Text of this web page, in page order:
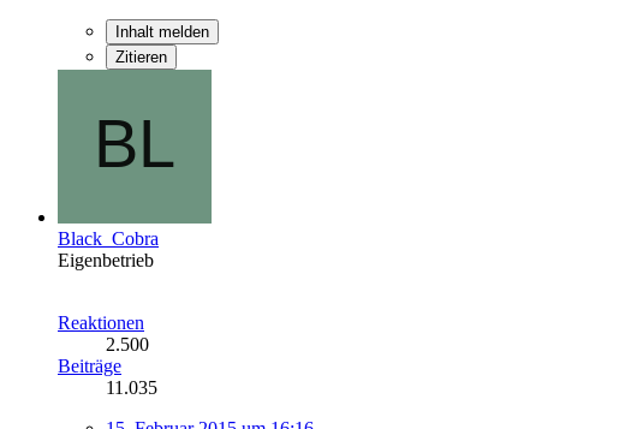
Inhalt melden
Zitieren
Black_Cobra
Eigenbetrieb
Reaktionen
2.500
Beiträge
11.035